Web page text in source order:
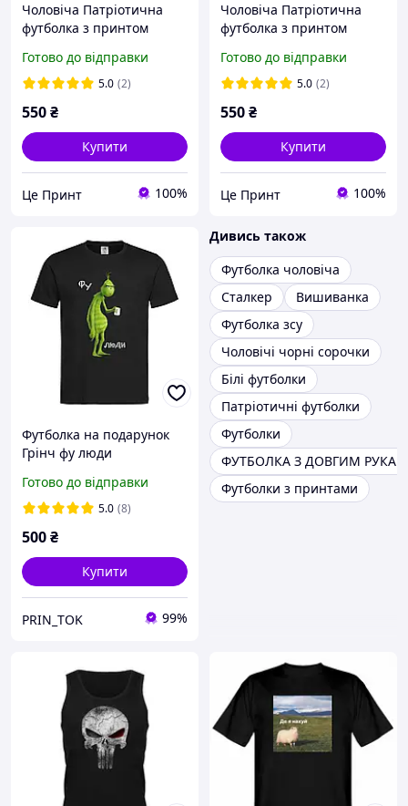
Чоловіча Патріотична
футболка з принтом
Готово до відправки
5.0 (2)
550₴
Купити
Це Принт 100%
Чоловіча Патріотична
футболка з принтом
Готово до відправки
5.0 (2)
550₴
Купити
Це Принт 100%
Футболка на подарунок
Грінч фу люди
Готово до відправки
5.0 (8)
500₴
Купити
PRIN_TOK 99%
Дивись також
Футболка чоловіча
Сталкер
Вишиванка
Футболка зсу
Чоловічі чорні сорочки
Білі футболки
Патріотичні футболки
Футболки
ФУТБОЛКА З ДОВГИМ
Футболки з принтами